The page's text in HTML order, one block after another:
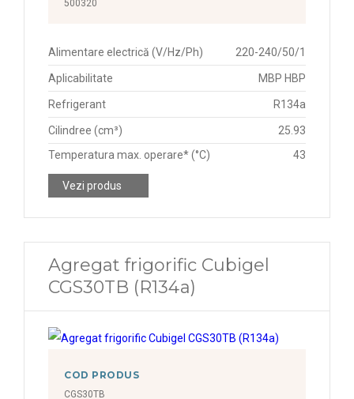
500320
Alimentare electrică (V/Hz/Ph) 220-240/50/1
Aplicabilitate MBP HBP
Refrigerant R134a
Cilindree (cm³)
25.93
Temperatura max. operare* (°C)
43
Vezi produs
Agregat frigorific Cubigel
CGS30TB (R134a)
COD PRODUS
CGS30TB